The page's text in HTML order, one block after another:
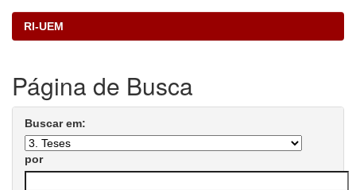
RI-UEM
Página de Busca
Buscar em:
por